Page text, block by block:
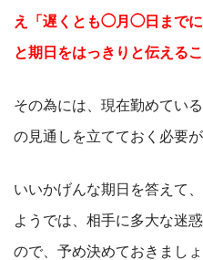
え「遅くとも◯月 ◯日までに
と期日をはっきりと伝える
その為には、現在勤めてい
の見通しを立てておく必要が
いいかげんな期日を答えて
ようでは、相手に多大な迷
ので、予め決めておきましょ